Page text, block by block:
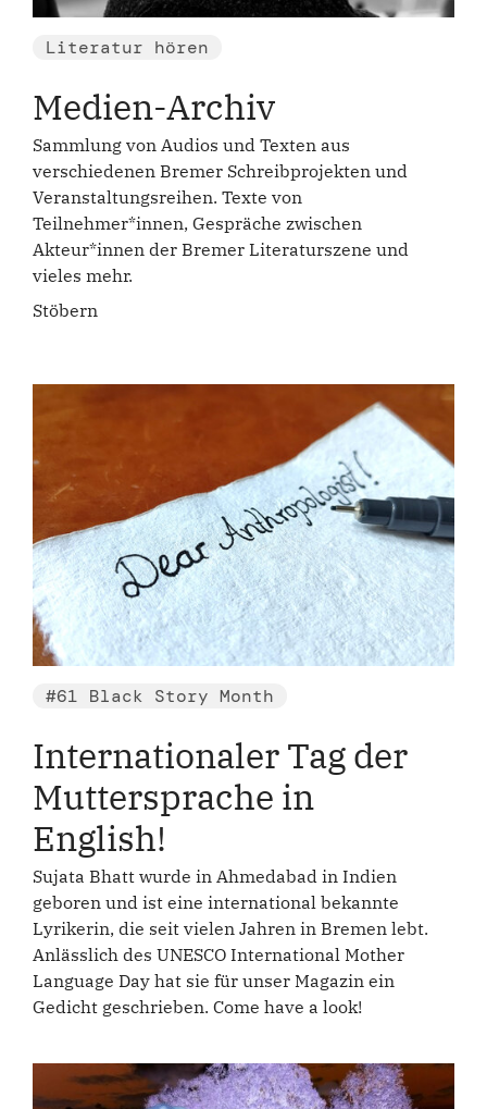
Literatur hören
Medien-Archiv
Sammlung von Audios und Texten aus
verschiedenen Bremer Schreibprojekten und
Veranstaltungsreihen. Texte von
Teilnehmer*innen, Gespräche zwischen
Akteur*innen der Bremer Literaturszene und
vieles mehr.
Stöbern
#61 Black Story Month
Internationaler Tag der
Muttersprache in
English!
Sujata Bhatt wurde in Ahmedabad in Indien
geboren und ist eine international bekannte
Lyrikerin, die seit vielen Jahren in Bremen lebt.
Anlässlich des UNESCO International Mother
Language Day hat sie für unser Magazin ein
Gedicht geschrieben. Come have a look!